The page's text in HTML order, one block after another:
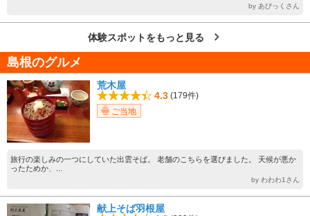
by あびっくさん
体験スポットをもっと見る
島根のグルメ
荒木屋
4.3 (179件)
ご当地
旅行の楽しみの一つにしていた出雲そば。 老舗のこちらを選びました。 天候が悪か
ったためか、...
by わわわ1さん
献上そば羽根屋